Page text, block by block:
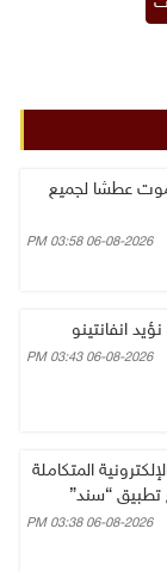
عطشا لجميع
06-08-2026 03:58 PM
انفانتينو
06-08-2026 03:43 PM
المتكاملة
تطبيق “سند”
06-08-2026 03:38 PM